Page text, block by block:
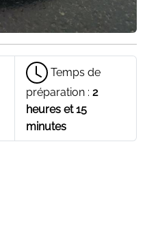
Temps de
préparation :2
heures et 15
minutes